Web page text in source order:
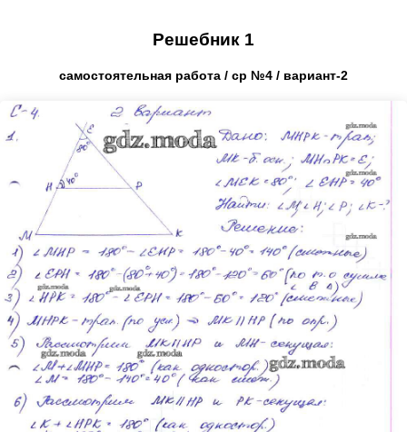
Решебник 1
самостоятельная работа / ср №4 / вариант-2